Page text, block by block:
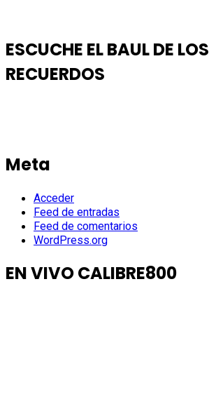
ESCUCHE EL BAUL DE LOS
RECUERDOS
Meta
Acceder
Feed de entradas
Feed de comentarios
WordPress.org
EN VIVO CALIBRE800